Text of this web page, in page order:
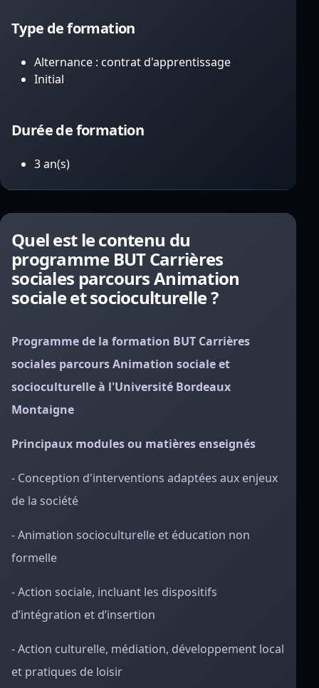
Type de formation
Alternance : contrat d'apprentissage
Initial
Durée de formation
3 an(s)
Quel est le contenu du
programme BUT Carrières
sociales parcours Animation
sociale et socioculturelle ?
Programme de la formation BUT Carrières
sociales parcours Animation sociale et
socioculturelle à l'Université Bordeaux
Montaigne
Principaux modules ou matières enseignés
- Conception d'interventions adaptées aux enjeux
de la société
- Animation socioculturelle et éducation non
formelle
- Action sociale, incluant les dispositifs
d’intégration et d’insertion
- Action culturelle, médiation, développement local
et pratiques de loisir